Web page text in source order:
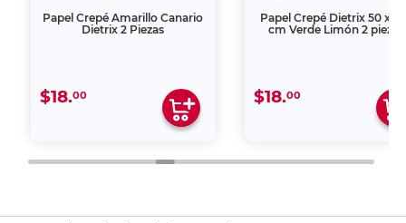
Papel Crepé Amarillo Canario
Dietrix 2 Piezas
$18.00
Papel Crepé Dietrix 50 x
cm Verde Limón 2 piezas
$18.00